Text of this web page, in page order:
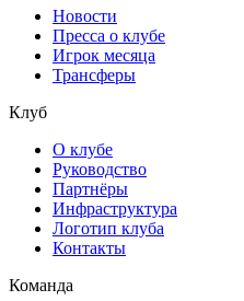
Новости
Пресса о клубе
Игрок месяца
Трансферы
Клуб
О клубе
Руководство
Партнёры
Инфраструктура
Логотип клуба
Контакты
Команда